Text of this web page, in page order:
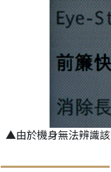
▲由於機身無法辨識